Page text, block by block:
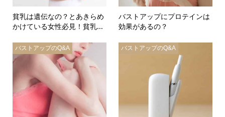
貧乳は遺伝なの？とあきらめ
かけている女性必見！貧乳...
バストアップにプロテインは
効果があるの？
バストアップのQ&A バストアップのQ&A